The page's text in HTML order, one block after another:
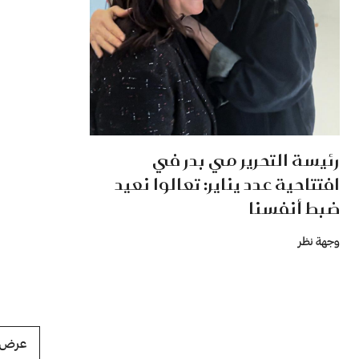
رئيسة التحرير مي بدر في
افتتاحية عدد يناير: تعالوا نعيد
ضبط أنفسنا
وجهة نظر
عرض